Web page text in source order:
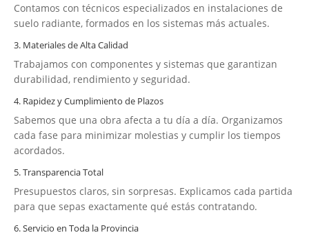
Contamos con técnicos especializados en instalaciones de
suelo radiante, formados en los sistemas más actuales.
3. Materiales de Alta Calidad
Trabajamos con componentes y sistemas que garantizan
durabilidad, rendimiento y seguridad.
4. Rapidez y Cumplimiento de Plazos
Sabemos que una obra afecta a tu día a día. Organizamos
cada fase para minimizar molestias y cumplir los tiempos
acordados.
5. Transparencia Total
Presupuestos claros, sin sorpresas. Explicamos cada partida
para que sepas exactamente qué estás contratando.
6. Servicio en Toda la Provincia